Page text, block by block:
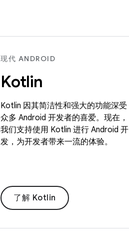
现代 ANDROID
Kotlin
Kotlin 因其简洁性和强大的功能深受
众多 Android 开发者的喜爱。现在，
我们支持使用 Kotlin 进行 Android 开
发，为开发者带来一流的体验。
了解 Kotlin